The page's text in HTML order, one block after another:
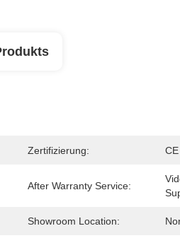
Zertifizierung: CE
After Warranty Service:
Showroom Location: